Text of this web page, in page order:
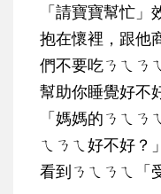
「請寶寶幫忙
抱在懷裡，跟他
們不要吃ㄋㄟㄋ
幫助你睡覺好不
「媽媽的ㄋㄟ
ㄟㄋㄟ好不好？
看到ㄋㄟㄋㄟ「